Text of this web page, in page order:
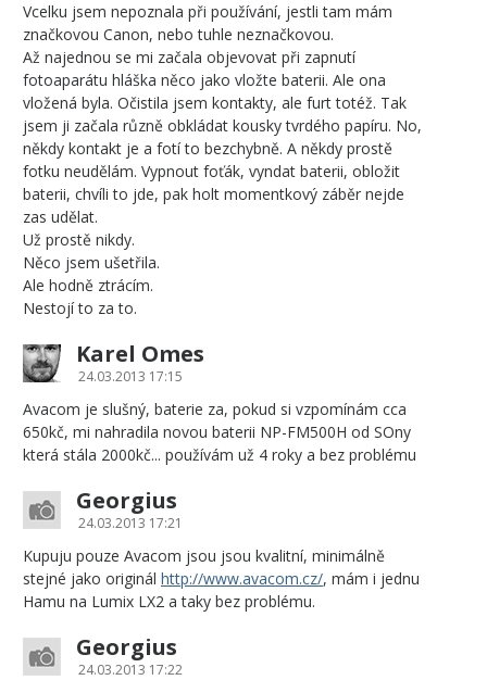
Vcelku jsem nepoznala při používání, jestli tam mám
značkovou Canon, nebo tuhle neznačkovou.
Až najednou se mi začala objevovat při zapnutí
fotoaparátu hláška něco jako vložte baterii. Ale ona
vložená byla. Očistila jsem kontakty, ale furt totéž. Tak
jsem ji začala různě obkládat kousky tvrdého papíru. No,
někdy kontakt je a fotí to bezchybně. A někdy prostě
fotku neudělám. Vypnout foťák, vyndat baterii, obložit
baterii, chvíli to jde, pak holt momentkový záběr nejde
zas udělat.
Už prostě nikdy.
Něco jsem ušetřila.
Ale hodně ztrácím.
Nestojí to za to.
Karel Omes
24.03.2013 17:15
Avacom je slušný, baterie za, pokud si vzpomínám cca
650kč, mi nahradila novou baterii NP-FM500H od SOny
která stála 2000kč... používám už 4 roky a bez problému
Georgius
24.03.2013 17:21
Kupuju pouze Avacom jsou jsou kvalitní, minimálně
stejné jako originál http://www.avacom.cz/, mám i jednu
Hamu na Lumix LX2 a taky bez problému.
Georgius
24.03.2013 17:22